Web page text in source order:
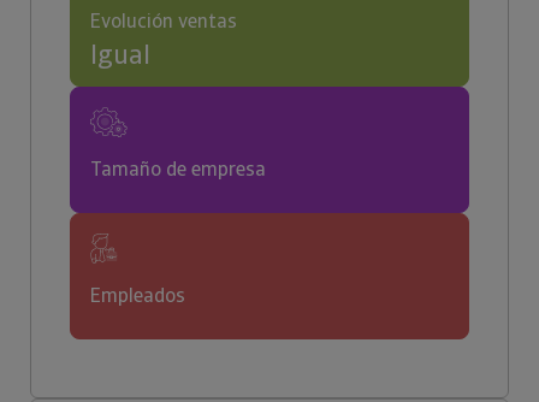
Evolución ventas
Igual
Tamaño de empresa
Empleados